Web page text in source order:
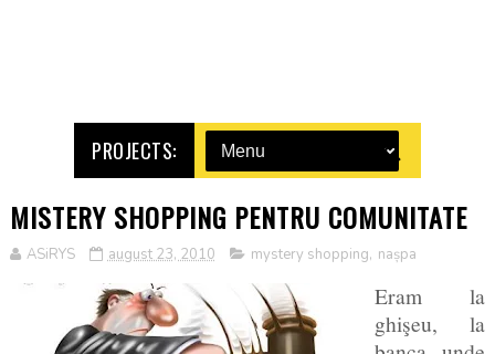
PROJECTS:
MISTERY SHOPPING PENTRU COMUNITATE
ASiRYS august 23, 2010 mystery shopping, nașpa
Eram la
ghişeu, la